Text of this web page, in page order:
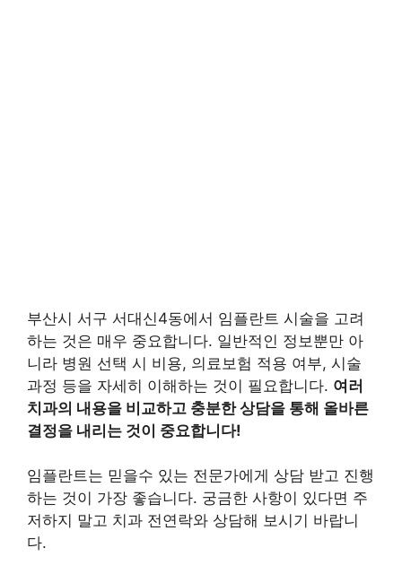
부산시 서구 서대신4동에서 임플란트 시술을 고려
하는 것은 매우 중요합니다. 일반적인 정보뿐만 아
니라 병원 선택 시 비용, 의료보험 적용 여부, 시술
과정 등을 자세히 이해하는 것이 필요합니다. 여러
치과의 내용을 비교하고 충분한 상담을 통해 올바른
결정을 내리는 것이 중요합니다!
임플란트는 믿을수 있는 전문가에게 상담 받고 진행
하는 것이 가장 좋습니다. 궁금한 사항이 있다면 주
저하지 말고 치과 전연락와 상담해 보시기 바랍니
다.